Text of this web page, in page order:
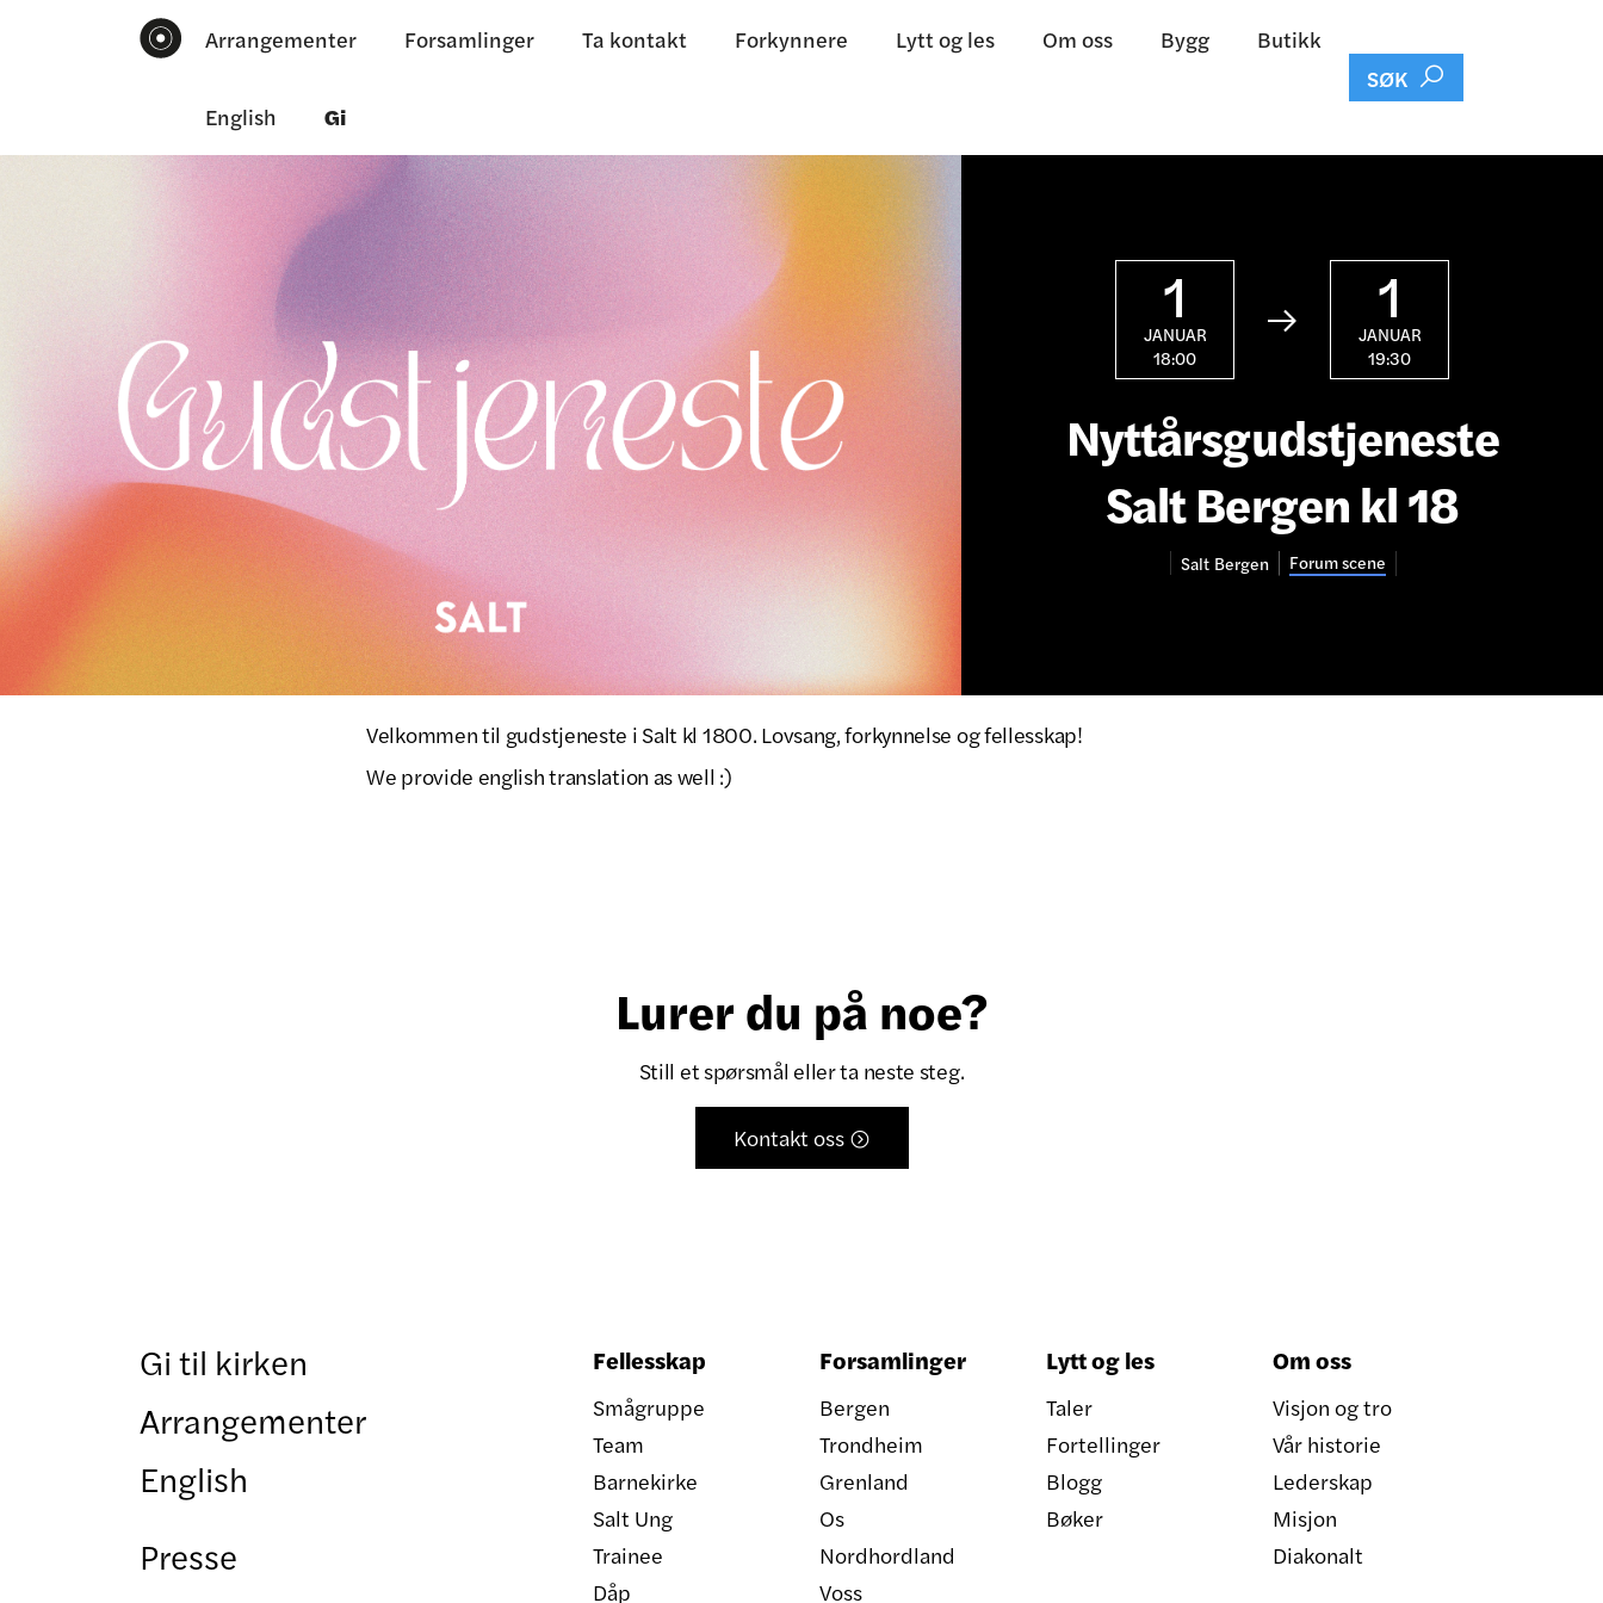
Arrangementer Forsamlinger Ta kontakt Forkynnere Lytt og les Om oss Bygg Butikk
English Gi
SØK 
1
JANUAR
18:00
 1
JANUAR
19:30
Nyttårsgudstjeneste
Salt Bergen kl 18
Salt Bergen Forum scene
Velkommen til gudstjeneste i Salt kl 1800. Lovsang, forkynnelse og fellesskap!
We provide english translation as well :)
Lurer du på noe?
Still et spørsmål eller ta neste steg.
Kontakt oss 
Gi til kirken
Arrangementer
English
Presse
Fellesskap
Smågruppe
Team
Barnekirke
Salt Ung
Trainee
Dåp
Forsamlinger
Bergen
Trondheim
Grenland
Os
Nordhordland
Voss
Lytt og les
Taler
Fortellinger
Blogg
Bøker
Om oss
Visjon og tro
Vår historie
Lederskap
Misjon
Diakonalt